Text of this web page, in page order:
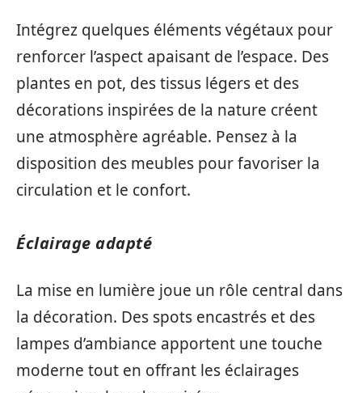
Intégrez quelques éléments végétaux pour
renforcer l’aspect apaisant de l’espace. Des
plantes en pot, des tissus légers et des
décorations inspirées de la nature créent
une atmosphère agréable. Pensez à la
disposition des meubles pour favoriser la
circulation et le confort.
Éclairage adapté
La mise en lumière joue un rôle central dans
la décoration. Des spots encastrés et des
lampes d’ambiance apportent une touche
moderne tout en offrant les éclairages